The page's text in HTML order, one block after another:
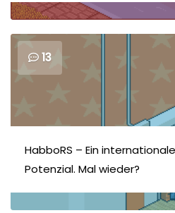
13
HabboRS – Ein
Potenzial. Mal wieder?